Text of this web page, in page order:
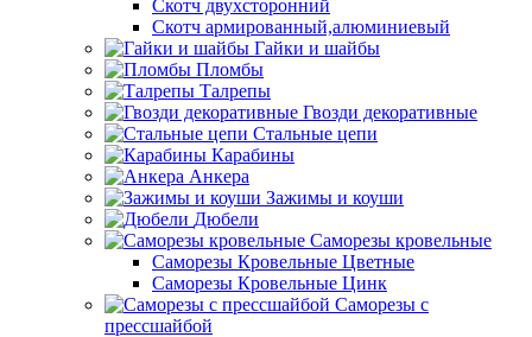
Скотч двухсторонний
Скотч армированный,алюминиевый
Гайки и шайбы
Пломбы
Талрепы
Гвозди декоративные
Стальные цепи
Карабины
Анкера
Зажимы и коуши
Дюбели
Саморезы кровельные
Саморезы Кровельные Цветные
Саморезы Кровельные Цинк
Саморезы с
прессшайбой